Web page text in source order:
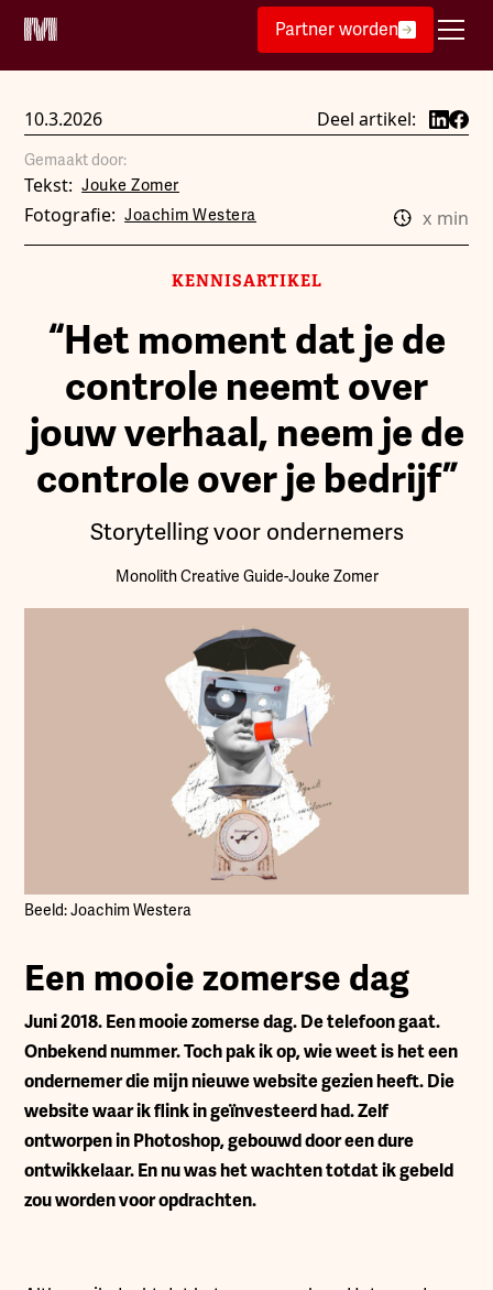
Partner worden
10.3.2026 Deel artikel:
Gemaakt door:
Tekst: Jouke Zomer
Fotografie: Joachim Westera x min
KENNISARTIKEL
“Het moment dat je de
controle neemt over
jouw verhaal, neem je de
controle over je bedrijf”
Storytelling voor ondernemers
Monolith Creative Guide-Jouke Zomer
Beeld: Joachim Westera
Een mooie zomerse dag
Juni 2018. Een mooie zomerse dag. De telefoon gaat.
Onbekend nummer. Toch pak ik op, wie weet is het een
ondernemer die mijn nieuwe website gezien heeft. Die
website waar ik flink in geïnvesteerd had. Zelf
ontworpen in Photoshop, gebouwd door een dure
ontwikkelaar. En nu was het wachten totdat ik gebeld
zou worden voor opdrachten.